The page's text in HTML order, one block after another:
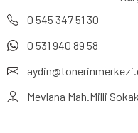
0 545 347 51 30
0 531 940 89 58
Mevlana Mah.Milli